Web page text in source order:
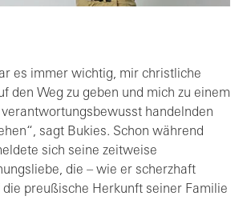
es immer wichtig, mir christliche
den Weg zu geben und mich zu einem
handelnden
sagt Bukies. Schon während
sich seine zeitweise
die – wie er scherzhaft
preußische Herkunft seiner Familie